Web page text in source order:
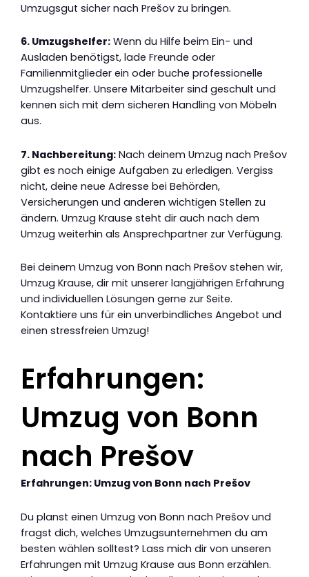
Umzugsgut sicher nach Prešov zu bringen.
6. Umzugshelfer: Wenn du Hilfe beim Ein- und
Ausladen benötigst, lade Freunde oder
Familienmitglieder ein oder buche professionelle
Umzugshelfer. Unsere Mitarbeiter sind geschult und
kennen sich mit dem sicheren Handling von Möbeln
aus.
7. Nachbereitung: Nach deinem Umzug nach Prešov
gibt es noch einige Aufgaben zu erledigen. Vergiss
nicht, deine neue Adresse bei Behörden,
Versicherungen und anderen wichtigen Stellen zu
ändern. Umzug Krause steht dir auch nach dem
Umzug weiterhin als Ansprechpartner zur Verfügung.
Bei deinem Umzug von Bonn nach Prešov stehen wir,
Umzug Krause, dir mit unserer langjährigen Erfahrung
und individuellen Lösungen gerne zur Seite.
Kontaktiere uns für ein unverbindliches Angebot und
einen stressfreien Umzug!
Erfahrungen:
Umzug von Bonn
nach Prešov
Erfahrungen: Umzug von Bonn nach Prešov
Du planst einen Umzug von Bonn nach Prešov und
fragst dich, welches Umzugsunternehmen du am
besten wählen solltest? Lass mich dir von unseren
Erfahrungen mit Umzug Krause aus Bonn erzählen.